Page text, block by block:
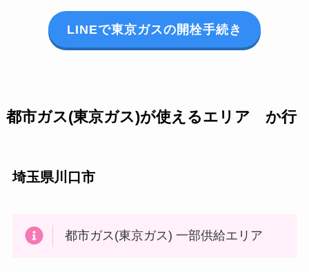
LINEで東京ガスの開栓手続き
都市ガス(東京ガス)が使えるエリア か行
埼玉県川口市
都市ガス(東京ガス) 一部供給エリア